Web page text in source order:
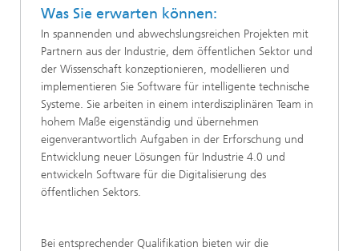
Was Sie erwarten können:
In spannenden und abwechslungsreichen Projekten mit
Partnern aus der Industrie, dem öffentlichen Sektor und
der Wissenschaft konzeptionieren, modellieren und
implementieren Sie Software für intelligente technische
Systeme. Sie arbeiten in einem interdisziplinären Team in
hohem Maße eigenständig und übernehmen
eigenverantwortlich Aufgaben in der Erforschung und
Entwicklung neuer Lösungen für Industrie 4.0 und
entwickeln Software für die Digitalisierung des
öffentlichen Sektors.
Bei entsprechender Qualifikation bieten wir die